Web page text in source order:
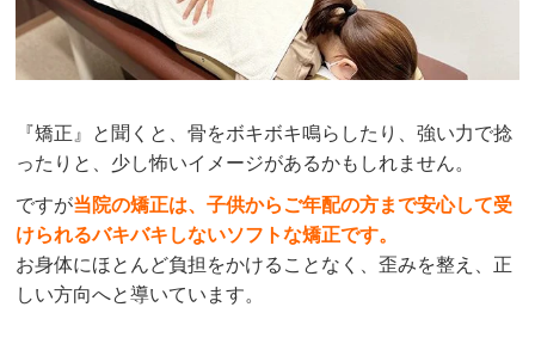
『矯正』と聞くと、骨をボキボキ鳴らしたり、強い力で捻
ったりと、少し怖いイメージがあるかもしれません。
ですが当院の矯正は、子供からご年配の方まで安心して受
けられるバキバキしないソフトな矯正です。
お身体にほとんど負担をかけることなく、歪みを整え、正
しい方向へと導いています。